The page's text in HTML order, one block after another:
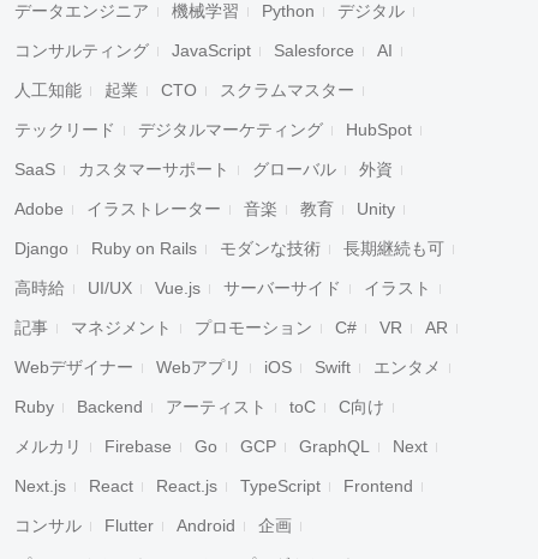
データエンジニア 機械学習 Python デジタル
コンサルティング JavaScript Salesforce AI
人工知能 起業 CTO スクラムマスター
テックリード デジタルマーケティング HubSpot
SaaS カスタマーサポート グローバル 外資
Adobe イラストレーター 音楽 教育 Unity
Django Ruby on Rails モダンな技術 長期継続も可
高時給 UI/UX Vue.js サーバーサイド イラスト
記事 マネジメント プロモーション C# VR AR
Webデザイナー Webアプリ iOS Swift エンタメ
Ruby Backend アーティスト toC C向け
メルカリ Firebase Go GCP GraphQL Next
Next.js React React.js TypeScript Frontend
コンサル Flutter Android 企画